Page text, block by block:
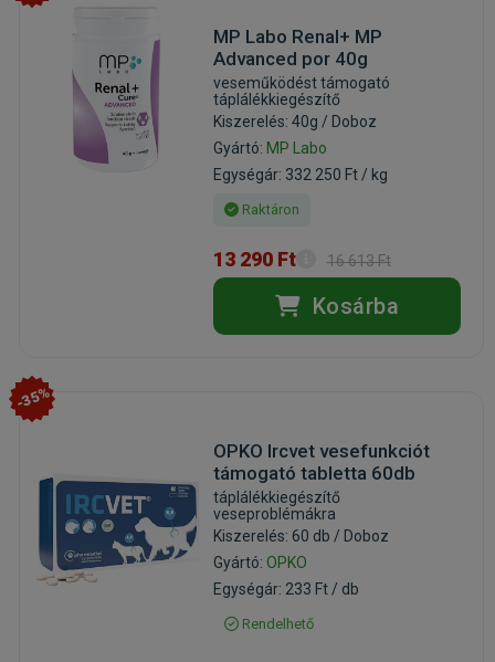
MP Labo Renal+ MP
Advanced por 40g
veseműködést támogató
táplálékkiegészítő
Kiszerelés: 40g / Doboz
Gyártó: MP Labo
Egységár: 332 250 Ft / kg
Raktáron
13 290 Ft 16 613 Ft
Kosárba
-35%
OPKO Ircvet vesefunkciót
támogató tabletta 60db
táplálékkiegészítő
veseproblémákra
Kiszerelés: 60 db / Doboz
Gyártó: OPKO
Egységár: 233 Ft / db
Rendelhető